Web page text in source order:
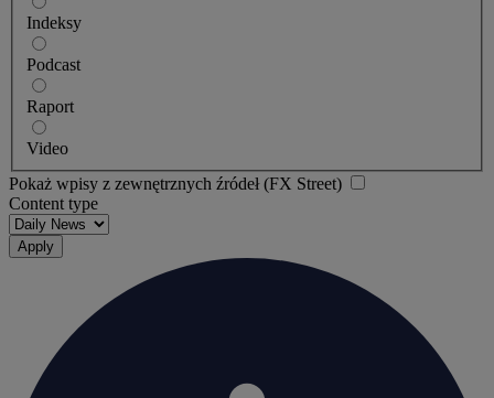
Indeksy
Podcast
Raport
Video
Pokaż wpisy z zewnętrznych źródeł (FX Street)
Content type
Apply